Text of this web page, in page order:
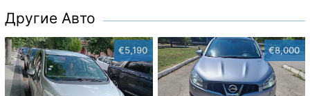
Другие Авто
€5,190 €8,000